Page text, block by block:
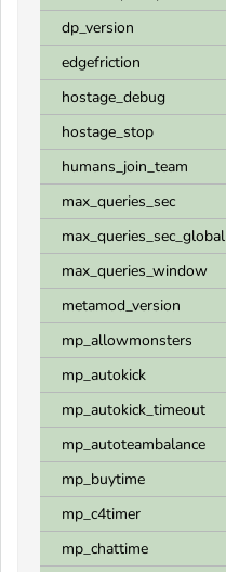
dp_version
edgefriction
hostage_debug
hostage_stop
humans_join_team
max_queries_sec
max_queries_sec_global
max_queries_window
metamod_version
mp_allowmonsters
mp_autokick
mp_autokick_timeout
mp_autoteambalance
mp_buytime
mp_c4timer
mp_chattime